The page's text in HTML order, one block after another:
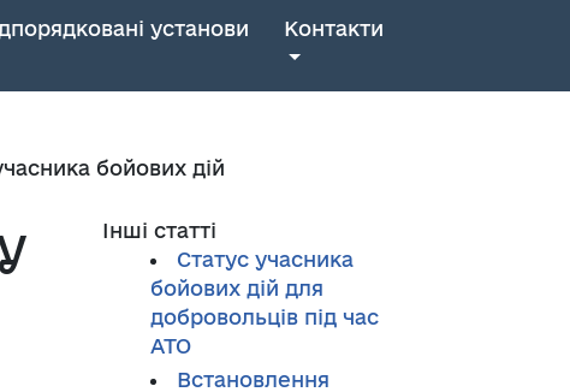
установи Контакти
бойових дій
Інші статті
Статус учасника
бойових дій для
добровольців під час
АТО
Встановлення